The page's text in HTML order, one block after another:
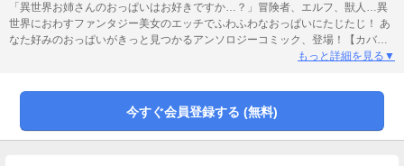
「異世界お姉さんのおっぱいはお好きですか…？」冒険者、エルフ、獣人…異
世界におわすファンタジー美女のエッチでふわふわなおっぱいにたじたじ！ あ
なた好みのおっぱいがきっと見つかるアンソロジーコミック、登場！【カバー
イラスト】 をん【漫画】 嘉村夕壱/亀吉いちこ/小菅野テント/鈴音れな/ななつ
もっと詳細を見る▼
今すぐ会員登録する (無料)